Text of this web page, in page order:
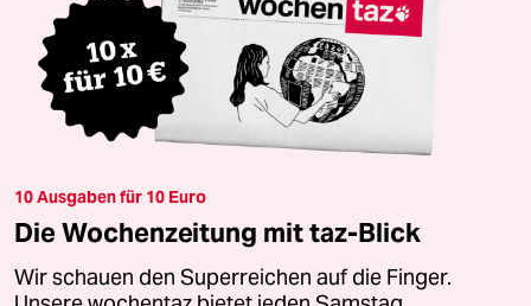
10 Ausgaben für 10 Euro
Die Wochenzeitung mit taz-Blick
Wir schauen den Superreichen auf die Finger.